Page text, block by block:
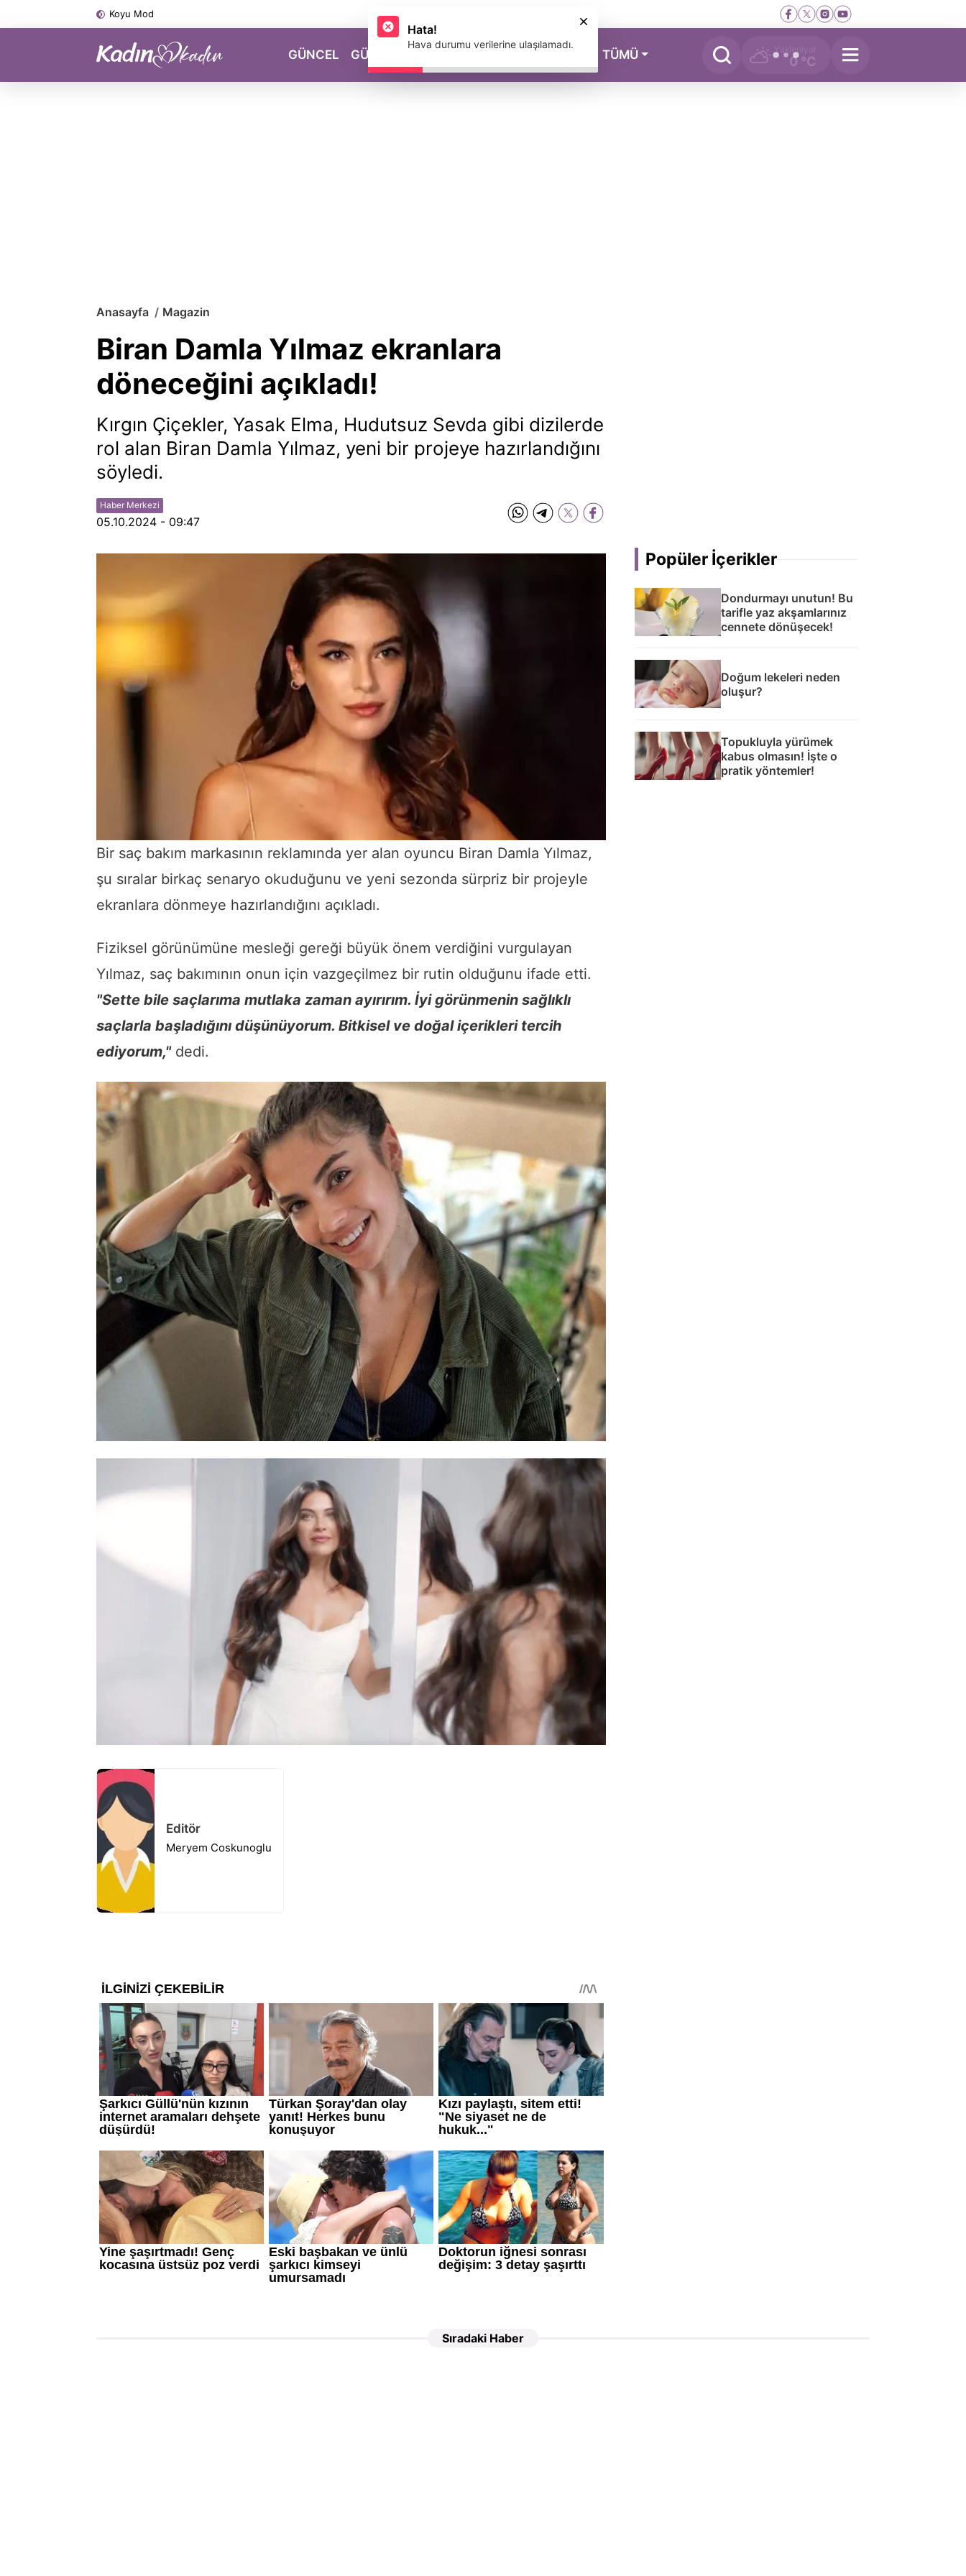
Koyu Mod
GÜNCEL GÜZELLİK MAGAZİN TÜMÜ Yükleniyor
0 °C
Anasayfa Magazin
Biran Damla Yılmaz ekranlara
döneceğini açıkladı!
Kırgın Çiçekler, Yasak Elma, Hudutsuz Sevda gibi dizilerde
rol alan Biran Damla Yılmaz, yeni bir projeye hazırlandığını
söyledi.
Haber Merkezi
05.10.2024 - 09:47
Bir saç bakım markasının reklamında yer alan oyuncu Biran Damla Yılmaz,
şu sıralar birkaç senaryo okuduğunu ve yeni sezonda sürpriz bir projeyle
ekranlara dönmeye hazırlandığını açıkladı.
Fiziksel görünümüne mesleği gereği büyük önem verdiğini vurgulayan
Yılmaz, saç bakımının onun için vazgeçilmez bir rutin olduğunu ifade etti.
"Sette bile saçlarıma mutlaka zaman ayırırım. İyi görünmenin sağlıklı
saçlarla başladığını düşünüyorum. Bitkisel ve doğal içerikleri tercih
ediyorum,"dedi.
Editör
Meryem Coskunoglu
Popüler İçerikler
Dondurmayı unutun! Bu
tarifle yaz akşamlarınız
cennete dönüşecek!
Doğum lekeleri neden
oluşur?
Topukluyla yürümek
kabus olmasın! İşte o
pratik yöntemler!
Sıradaki Haber
Hata!
Hava durumu verilerine ulaşılamadı.